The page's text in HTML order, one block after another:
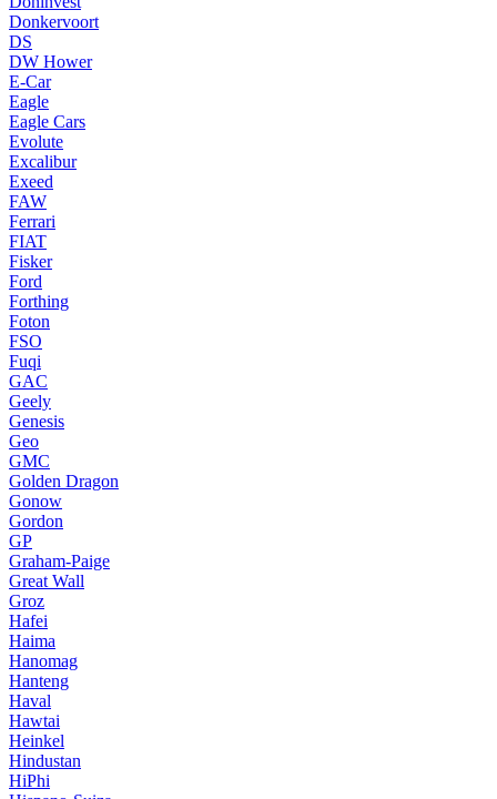
Donkervoort
DS
DW Hower
E-Car
Eagle
Eagle Cars
Evolute
Excalibur
Exeed
FAW
Ferrari
FIAT
Fisker
Ford
Forthing
Foton
FSO
Fuqi
GAC
Geely
Genesis
Geo
GMC
Golden Dragon
Gonow
Gordon
GP
Graham-Paige
Great Wall
Groz
Hafei
Haima
Hanomag
Hanteng
Haval
Hawtai
Heinkel
Hindustan
HiPhi